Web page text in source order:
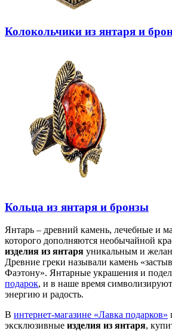
Колокольчики из янтаря и
Кольца из янтаря и бронзы
Янтарь – древний камень, лечебные и
которого дополняются необычайной
изделия из янтаря уникальным и
Древние греки называли камень
Фаэтону». Янтарные украшения и
подарок, и в наше время
энергию и радость.
В интернет-магазине «Лавка подарков»
эксклюзивные изделия из янтаря,